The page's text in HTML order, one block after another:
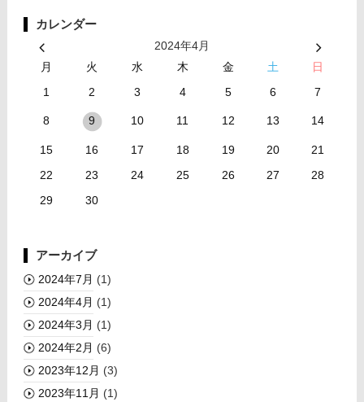
カレンダー
2024年4月
月
火 水 木 金 土
日
1
2 3 4 5 6 7
8 9 10 11 12 13 14
15 16 17 18 19 20
21
22
23 24 25 26 27
28
29
30
アーカイブ
2024年7月 (1)
2024年4月 (1)
2024年3月 (1)
2024年2月 (6)
2023年12月 (3)
2023年11月 (1)